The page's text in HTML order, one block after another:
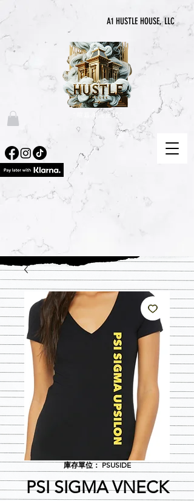
A1 HUSTLE HOUSE, LLC
“喧囂永無止境”
庫存單位： PSUSIDE
PSI SIGMA VNECK